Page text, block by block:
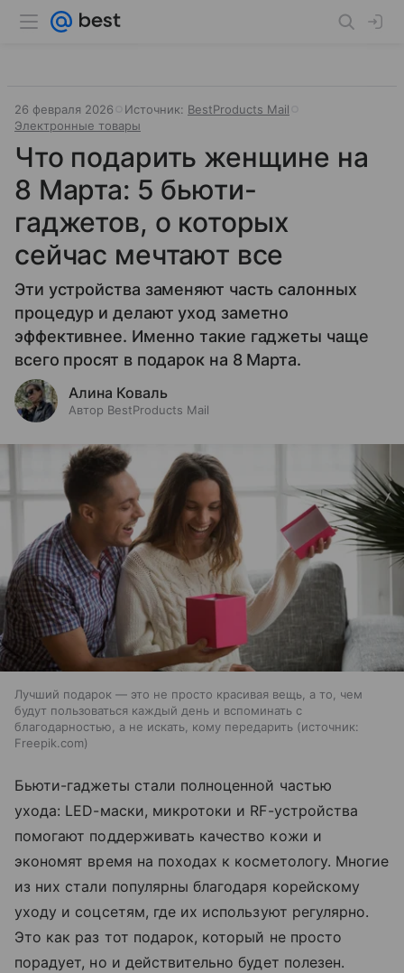
26 февраля 2026 Источник: BestProducts Mail
Электронные товары
Что подарить женщине на
8 Марта: 5 бьюти-
гаджетов, о которых
сейчас мечтают все
Эти устройства заменяют часть салонных
процедур и делают уход заметно
эффективнее. Именно такие гаджеты чаще
всего просят в подарок на 8 Марта.
Алина Коваль
Автор BestProducts Mail
Лучший подарок — это не просто красивая вещь, а то, чем
будут пользоваться каждый день и вспоминать с
благодарностью, а не искать, кому передарить
источник:
Freepik.com
Бьюти-гаджеты стали полноценной частью
ухода: LED-маски, микротоки и RF-устройства
помогают поддерживать качество кожи и
экономят время на походах к косметологу. Многие
из них стали популярны благодаря корейскому
уходу и соцсетям, где их используют регулярно.
Это как раз тот подарок, который не просто
порадует, но и действительно будет полезен.